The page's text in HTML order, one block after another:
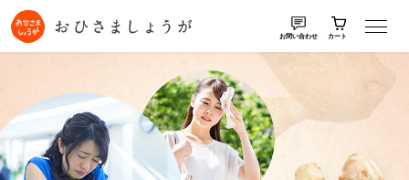
お問い合わせ カート